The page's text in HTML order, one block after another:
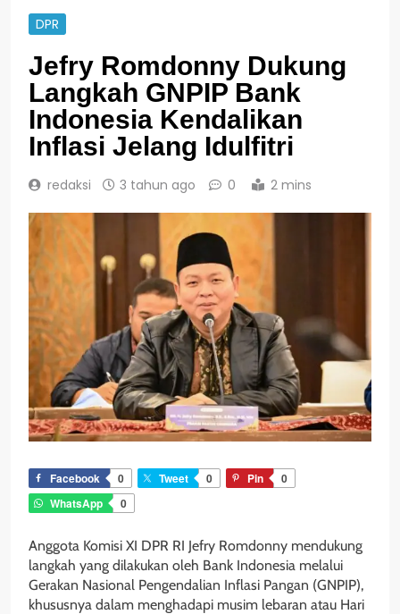
DPR
Jefry Romdonny Dukung
Langkah GNPIP Bank
Indonesia Kendalikan
Inflasi Jelang Idulfitri
redaksi 3 tahun ago 0 2 mins
Facebook 0 Tweet 0 Pin
0
WhatsApp
0
Anggota Komisi XI DPR RI Jefry Romdonny mendukung
langkah yang dilakukan oleh Bank Indonesia melalui
Gerakan Nasional Pengendalian Inflasi Pangan (GNPIP),
khususnya dalam menghadapi musim lebaran atau Hari